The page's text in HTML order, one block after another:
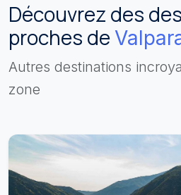
Découvrez des
proches de
Autres destinations
zone